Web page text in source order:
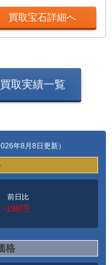
買取宝石詳細へ
取実績一覧
年8月8日更新）
前日比
-198円
格